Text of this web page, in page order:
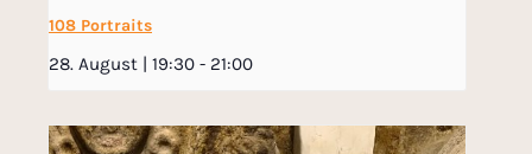
108 Portraits
28. August | 19:30 - 21:00